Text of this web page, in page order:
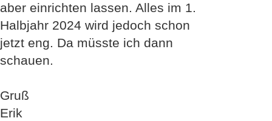
aber einrichten lassen. Alles im 1.
Halbjahr 2024 wird jedoch schon
jetzt eng. Da müsste ich dann
schauen.
Gruß
Erik